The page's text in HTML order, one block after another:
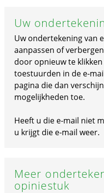
Uw
Uw ondertekening van
aanpassen of
door opnieuw te
toestuurden in de e-
pagina die dan
mogelijkheden toe.
Heeft u die e-mail niet
u krijgt die e-mail weer.
Meer
opiniestuk